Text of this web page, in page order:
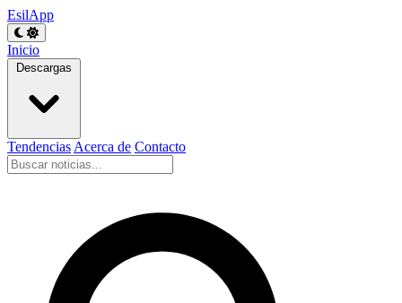
EsilApp
Inicio
Descargas
Tendencias Acerca de Contacto